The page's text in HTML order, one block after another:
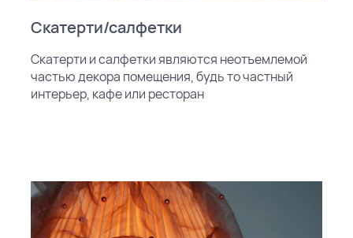
Скатерти/салфетки
Скатерти и салфетки являются неотъемлемой
частью декора помещения, будь то частный
интерьер, кафе или ресторан